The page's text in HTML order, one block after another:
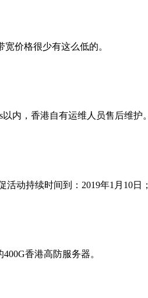
价格很少有这么低的。
内，香港自有运维人员售后维护。
动持续时间到：2019年1月10日；
香港高防服务器。